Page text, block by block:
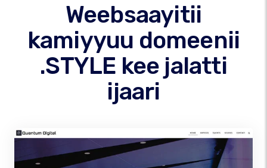
Weebsaayitii
kamiyyuu domeenii
.STYLE kee jalatti
ijaari